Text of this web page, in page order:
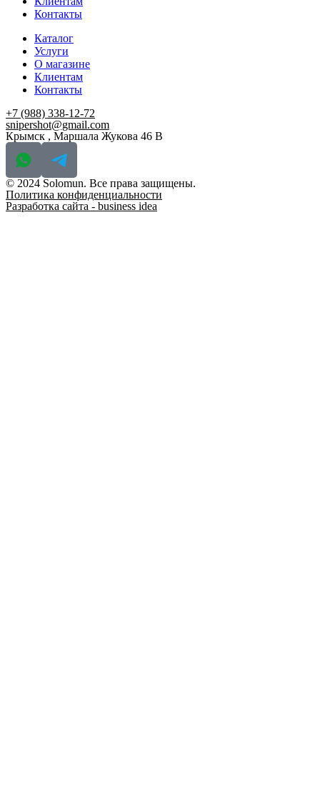
Контакты
Каталог
Услуги
О магазине
Клиентам
Контакты
+7 (988) 338-12-72
snipershot@gmail.com
Крымск , Маршала Жукова 46 В
© 2024 Solomun. Все права защищены.
Политика конфиденциальности
Разработка сайта - business idea